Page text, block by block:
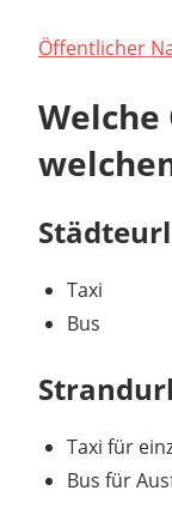
Öffentlicher
Welche
Taxi
Bus
Taxi für
Bus für